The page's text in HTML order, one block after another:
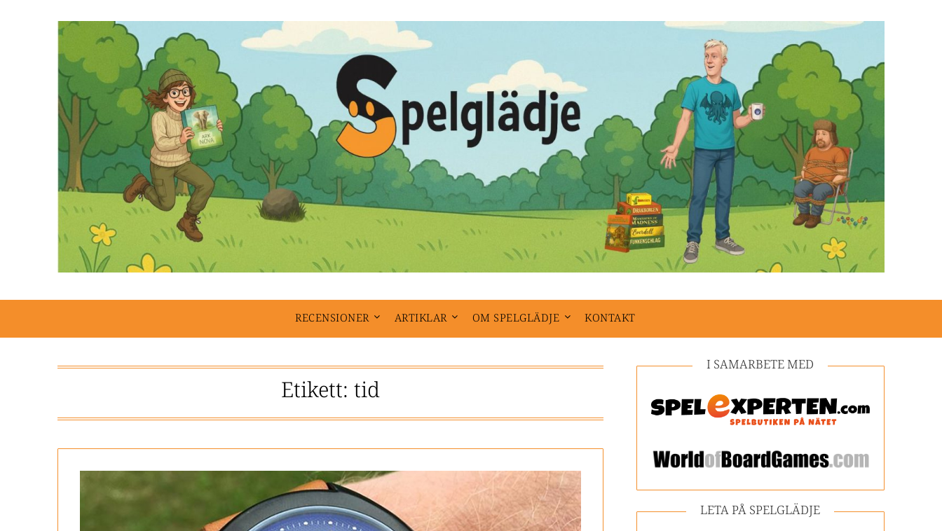
RECENSIONER ARTIKLAR OM SPELGLÄDJE KONTAKT
Etikett: tid
I SAMARBETE MED
LETA PÅ SPELGLÄDJE